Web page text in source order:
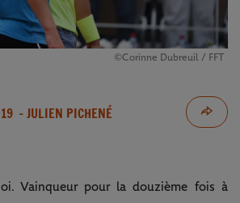
©Corinne Dubreuil / FFT
- JULIEN PICHENÉ
Vainqueur pour la douzième fois à